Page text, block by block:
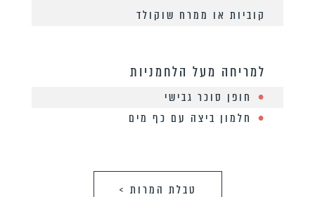
קוביות או ממרח שוקולד
למריחה מעל הלחמניות
חופן סוכר גבישי
חלמון ביצה עם כף מים
טבלת המרות >